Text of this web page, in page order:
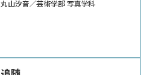
丸山汐音／芸術学部 写真学科